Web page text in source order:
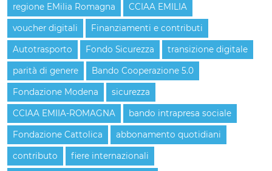
regione EMilia Romagna CCIAA EMILIA
voucher digitali Finanziamenti e contributi
Autotrasporto Fondo Sicurezza transizione digitale
parità di genere Bando Cooperazione 5.0
Fondazione Modena sicurezza
CCIAA EMIIA-ROMAGNA bando intrapresa sociale
Fondazione Cattolica abbonamento quotidiani
contributo fiere internazionali